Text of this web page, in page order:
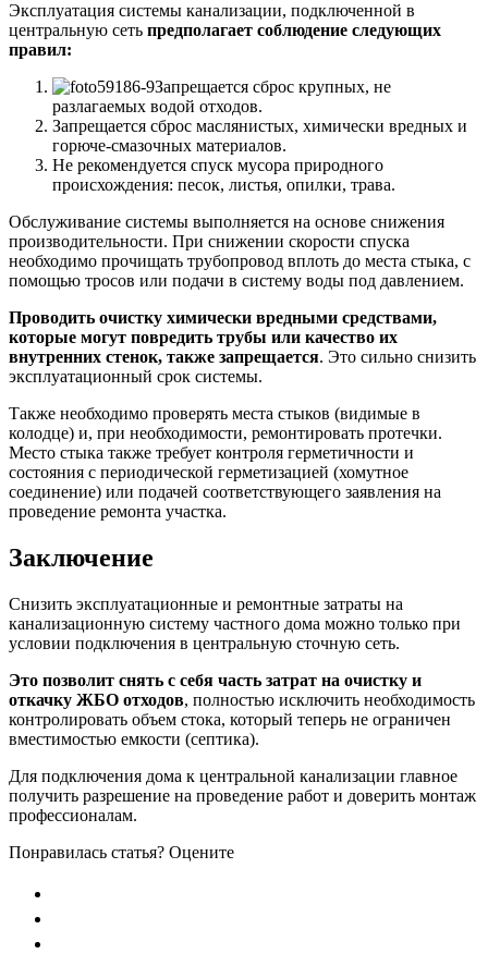
Эксплуатация системы канализации, подключенной в
центральную сеть предполагает соблюдение следующих
правил:
Запрещается сброс крупных, не
разлагаемых водой отходов.
Запрещается сброс маслянистых, химически вредных и
горюче-смазочных материалов.
Не рекомендуется спуск мусора природного
происхождения: песок, листья, опилки, трава.
Обслуживание системы выполняется на основе снижения
производительности. При снижении скорости спуска
необходимо прочищать трубопровод вплоть до места стыка, с
помощью тросов или подачи в систему воды под давлением.
Проводить очистку химически вредными средствами,
которые могут повредить трубы или качество их
внутренних стенок, также запрещается. Это сильно снизить
эксплуатационный срок системы.
Также необходимо проверять места стыков (видимые в
колодце) и, при необходимости, ремонтировать протечки.
Место стыка также требует контроля герметичности и
состояния с периодической герметизацией (хомутное
соединение) или подачей соответствующего заявления на
проведение ремонта участка.
Заключение
Снизить эксплуатационные и ремонтные затраты на
канализационную систему частного дома можно только при
условии подключения в центральную сточную сеть.
Это позволит снять с себя часть затрат на очистку и
откачку ЖБО отходов, полностью исключить необходимость
контролировать объем стока, который теперь не ограничен
вместимостью емкости (септика).
Для подключения дома к центральной канализации главное
получить разрешение на проведение работ и доверить монтаж
профессионалам.
Понравилась статья? Оцените